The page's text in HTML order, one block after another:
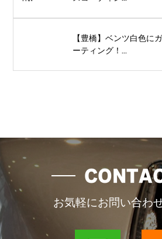
【豊橋】ベンツ白色に
ーティング！...
お気軽にお問い合わ